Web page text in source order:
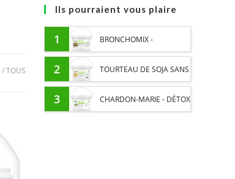
TOUS
Ils pourraient vous plaire
1 BRONCHOMIX -
RESPIRATION CHEVAL -
MÉLANGE DE PLANTES
2 TOURTEAU DE SOJA SANS
OGM - APPORT EN
3 CHARDON-MARIE - DÉTOX